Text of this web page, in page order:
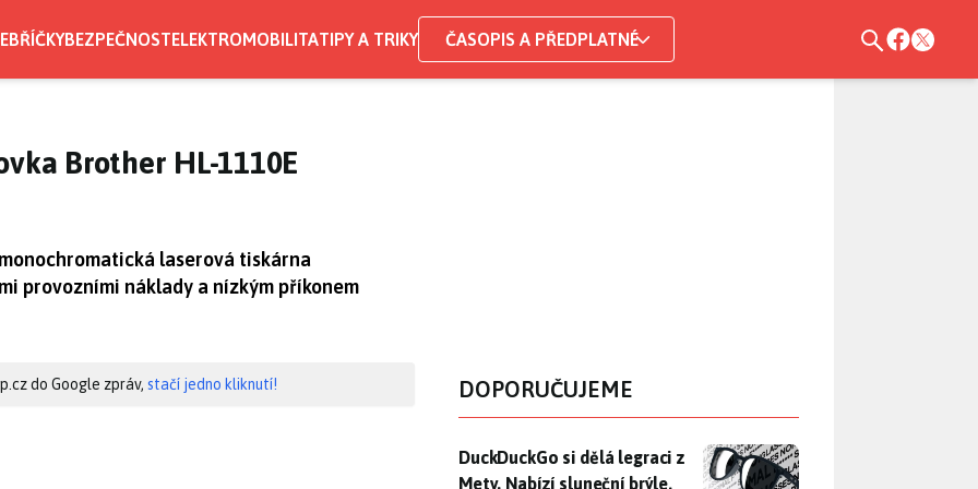
BEZPEČNOSTELEKTROMOBILITATIPY A TRIKY ČASOPIS A PŘEDPLATNÉ
Brother HL-1110E
laserová tiskárna
provozními náklady a nízkým příkonem
do Google zpráv, stačí jedno kliknutí! DOPORUČUJEME
DuckDuckGo si dělá legraci z Mety. Nabízí sluneční brýle, které
DuckDuckGo si dělá legraci z
Mety. Nabízí sluneční brýle,